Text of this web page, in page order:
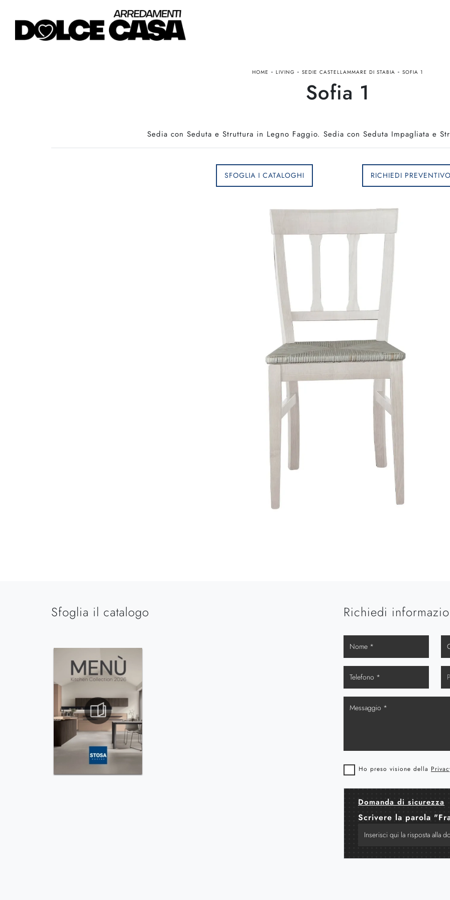
HOME - LIVING - SEDIE CASTELLAMMARE DI STABIA - SOFIA 1
Sofia 1
Sedia con Seduta e Struttura in Legno Faggio. Sedia con Seduta Impagliata e
SFOGLIA I CATALOGHI RICHIEDI
Sfoglia il catalogo Richiedi
Ho preso visione della
Domanda di sicurezza
Scrivere la parola